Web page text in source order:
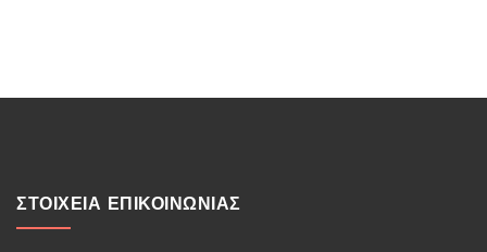
ΣΤΟΙΧΕΙΑ ΕΠΙΚΟΙΝΩΝΙΑΣ